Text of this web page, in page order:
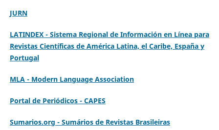
JURN
LATINDEX - Sistema Regional de Información en Línea para
Revistas Científicas de América Latina, el Caribe, España y
Portugal
MLA - Modern Language Association
Portal de Periódicos - CAPES
Sumarios.org - Sumários de Revistas Brasileiras